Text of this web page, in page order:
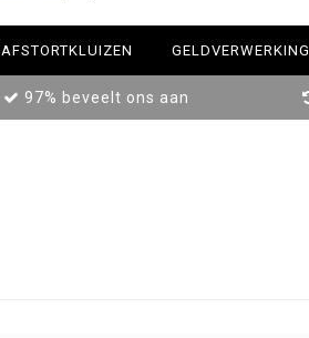
AFSTORTKLUIZEN GELDVERWERKING
97% beveelt ons aan